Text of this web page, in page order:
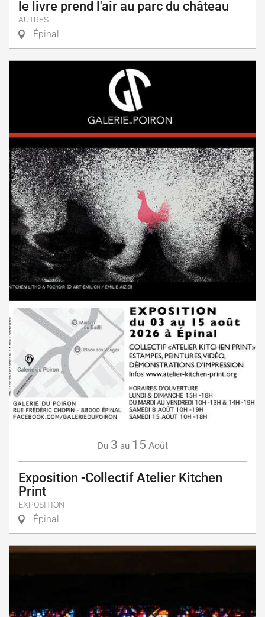
le livre prend l'air au parc du château
AUTRES
Épinal
Du 3 au 15 Août
Exposition -Collectif Atelier Kitchen
Print
EXPOSITION
Épinal